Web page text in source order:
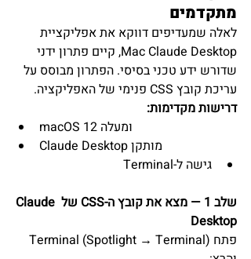
מתקדמים
לאלה שמעדיפים דווקא את אפליקציית
Mac Claude Desktop, קיים פתרון ידני
שדורש ידע טכני בסיסי. הפתרון מבוסס על
עריכת קובץ CSS פנימי של האפליקציה.
דרישות מקדימות:
macOS 12 ומעלה
Claude Desktop מותקן
גישה ל-Terminal
שלב 1 — מצא את קובץ ה-CSS של Claude
Desktop